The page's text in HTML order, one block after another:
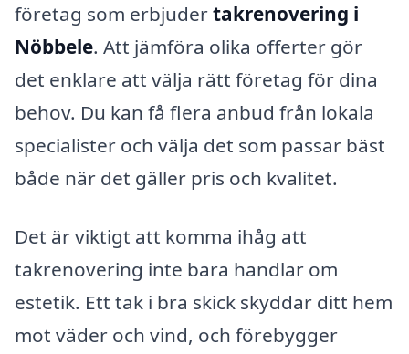
företag som erbjudertakrenovering i
Nöbbele. Att jämföra olika offerter gör
det enklare att välja rätt företag för dina
behov. Du kan få flera anbud från lokala
specialister och välja det som passar bäst
både när det gäller pris och kvalitet.
Det är viktigt att komma ihåg att
takrenovering inte bara handlar om
estetik. Ett tak i bra skick skyddar ditt hem
mot väder och vind, och förebygger